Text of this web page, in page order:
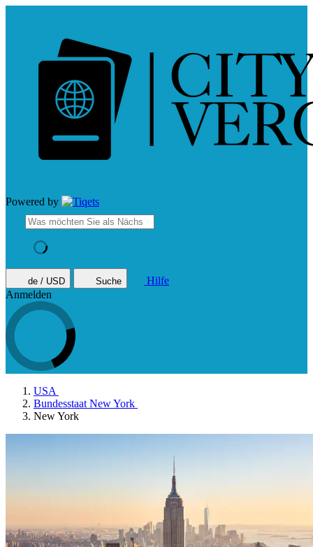
Powered by
de / USD Suche
Hilfe
Anmelden
USA
Bundesstaat New York
New York